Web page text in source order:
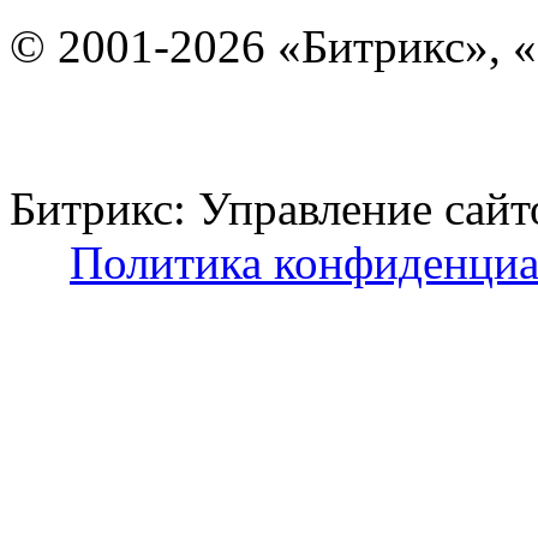
© 2001-2026 «Битрикс»,
Битрикс: Управление
Политика